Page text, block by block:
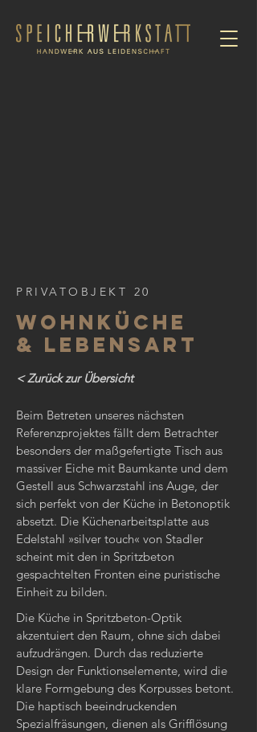
PRIVATOBJEKT 20
wohnküche
& lebensart
< Zurück zur Übersicht
Beim Betreten unseres nächsten
Referenzprojektes fällt dem Betrachter
besonders der maßgefertigte Tisch aus
massiver Eiche mit Baumkante und dem
Gestell aus Schwarzstahl ins Auge, der
sich perfekt von der Küche in Betonoptik
absetzt. Die Küchenarbeitsplatte aus
Edelstahl »silver touch« von Stadler
scheint mit den in Spritzbeton
gespachtelten Fronten eine puristische
Einheit zu bilden.
Die Küche in Spritzbeton-Optik
akzentuiert den Raum, ohne sich dabei
aufzudrängen. Durch das reduzierte
Design der Funktionselemente, wird die
klare Formgebung des Korpusses betont.
Die haptisch beeindruckenden
Spezialfräsungen, dienen als Grifflösung